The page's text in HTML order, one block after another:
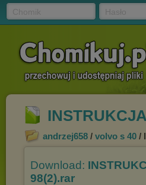
andrzej658 / volvo s 40 /
Download:
98(2).rar